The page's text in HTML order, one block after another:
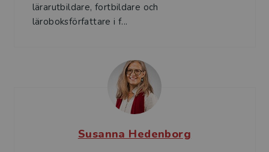
Historia 2–3 – sök, granska, tolka och värdera finns
lärarutbildare, fortbildare och
läroboksförfattare i f...
Susanna Hedenborg